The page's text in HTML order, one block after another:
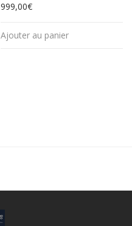
999,00€
Ajouter au panier